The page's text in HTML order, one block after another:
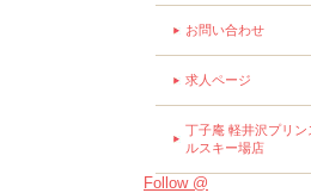
お問い合わせ
求人ページ
丁子庵 軽井沢プリン
ルスキー場店
Follow @